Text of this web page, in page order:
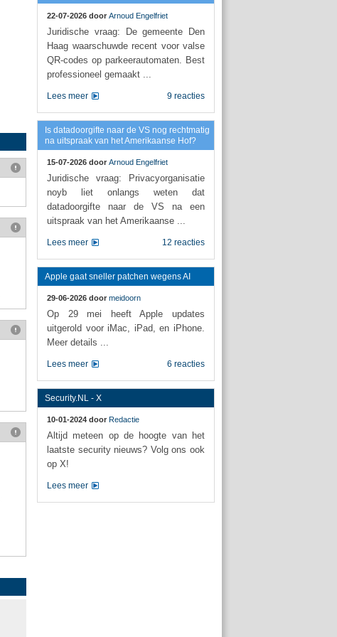
22-07-2026 door Arnoud Engelfriet
Juridische vraag: De gemeente Den
Haag waarschuwde recent voor valse
QR-codes op parkeerautomaten. Best
professioneel gemaakt ...
9 reacties
Lees meer
Is datadoorgifte naar de VS nog rechtmatig
na uitspraak van het Amerikaanse Hof?
15-07-2026 door Arnoud Engelfriet
Juridische vraag: Privacyorganisatie
noyb liet onlangs weten dat
datadoorgifte naar de VS na een
uitspraak van het Amerikaanse ...
12 reacties
Lees meer
Apple gaat sneller patchen wegens AI
29-06-2026 door meidoorn
Op 29 mei heeft Apple updates
uitgerold voor iMac, iPad, en iPhone.
Meer details ...
6 reacties
Lees meer
Security.NL - X
10-01-2024 door Redactie
Altijd meteen op de hoogte van het
laatste security nieuws? Volg ons ook
op X!
Lees meer